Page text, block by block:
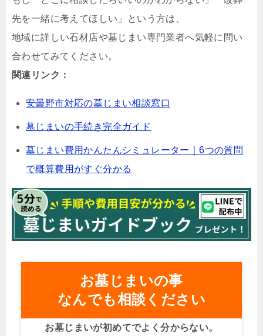
先を一緒に考えてほしい」という方は、
地域に詳しい石材店や墓じまい専門業者へ気軽に問い
合わせてみてください。
関連リンク：
安曇野市対応の墓じまい相談窓口
墓じまいの手続き完全ガイド
墓じまい費用かんたんシミュレーター｜6つの質問
で概算費用がすぐ分かる
お墓じまいの事
なんでも相談ください
お墓じまいが初めてでよく分からない。